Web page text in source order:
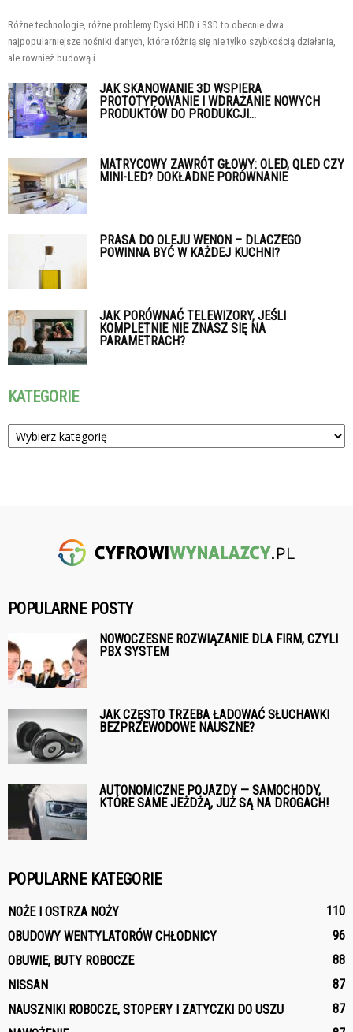
Różne technologie, różne problemy Dyski HDD i SSD to obecnie dwa
najpopularniejsze nośniki danych, które różnią się nie tylko szybkością działania,
ale również budową i...
JAK SKANOWANIE 3D WSPIERA
PROTOTYPOWANIE I WDRAŻANIE NOWYCH
PRODUKTÓW DO PRODUKCJI...
MATRYCOWY ZAWRÓT GŁOWY: OLED, QLED CZY
MINI-LED? DOKŁADNE PORÓWNANIE
PRASA DO OLEJU WENON – DLACZEGO
POWINNA BYĆ W KAŻDEJ KUCHNI?
JAK PORÓWNAĆ TELEWIZORY, JEŚLI
KOMPLETNIE NIE ZNASZ SIĘ NA
PARAMETRACH?
KATEGORIE
Kategorie
POPULARNE POSTY
NOWOCZESNE ROZWIĄZANIE DLA FIRM, CZYLI
PBX SYSTEM
JAK CZĘSTO TRZEBA ŁADOWAĆ SŁUCHAWKI
BEZPRZEWODOWE NAUSZNE?
AUTONOMICZNE POJAZDY — SAMOCHODY,
KTÓRE SAME JEŻDŻĄ, JUŻ SĄ NA DROGACH!
POPULARNE KATEGORIE
NOŻE I OSTRZA NOŻY
110
OBUDOWY WENTYLATORÓW CHŁODNICY
96
OBUWIE, BUTY ROBOCZE
88
NISSAN
87
NAUSZNIKI ROBOCZE, STOPERY I ZATYCZKI DO USZU
87